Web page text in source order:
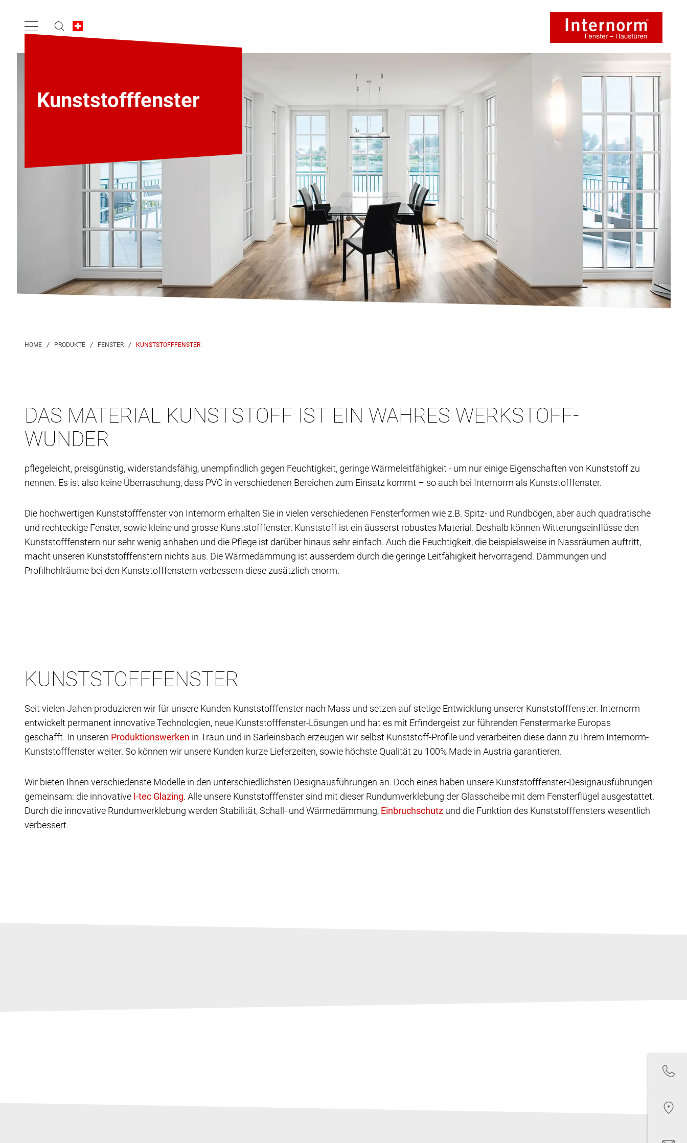
Kunststofffenster
KUNSTSTOFFFENSTER
DAS MATERIAL KUNSTSTOFF IST EIN WAHRES WERKSTOFF-
WUNDER
pflegeleicht, preisgünstig, widerstandsfähig, unempfindlich gegen Feuchtigkeit, geringe Wärmeleitfähigkeit - um nur einige Eigenschaften von Kunststoff zu
nennen. Es ist also keine Überraschung, dass PVC in verschiedenen Bereichen zum Einsatz kommt – so auch bei Internorm als Kunststofffenster.
Die hochwertigen Kunststofffenster von Internorm erhalten Sie in vielen verschiedenen Fensterformen wie z.B. Spitz- und Rundbögen, aber auch quadratische
und rechteckige Fenster, sowie kleine und grosse Kunststofffenster. Kunststoff ist ein äusserst robustes Material. Deshalb können Witterungseinflüsse den
Kunststofffenstern nur sehr wenig anhaben und die Pflege ist darüber hinaus sehr einfach. Auch die Feuchtigkeit, die beispielsweise in Nassräumen auftritt,
macht unseren Kunststofffenstern nichts aus. Die Wärmedämmung ist ausserdem durch die geringe Leitfähigkeit hervorragend. Dämmungen und
Profilhohlräume bei den Kunststofffenstern verbessern diese zusätzlich enorm.
KUNSTSTOFFFENSTER
Seit vielen Jahen produzieren wir für unsere Kunden Kunststofffenster nach Mass und setzen auf stetige Entwicklung unserer Kunststofffenster. Internorm
entwickelt permanent innovative Technologien, neue Kunststofffenster-Lösungen und hat es mit Erfindergeist zur führenden Fenstermarke Europas
geschafft. In unseren
in Traun und in Sarleinsbach erzeugen wir selbst Kunststoff-Profile und verarbeiten diese dann zu Ihrem Internorm-
Kunststofffenster weiter. So können wir unsere Kunden kurze Lieferzeiten, sowie höchste Qualität zu 100% Made in Austria garantieren.
Wir bieten Ihnen verschiedenste Modelle in den unterschiedlichsten Designausführungen an. Doch eines haben unsere Kunststofffenster-Designausführungen
gemeinsam: die innovative
. Alle unsere Kunststofffenster sind mit dieser Rundumverklebung der Glasscheibe mit dem Fensterflügel ausgestattet.
Durch die innovative Rundumverklebung werden Stabilität, Schall- und Wärmedämmung,
und die Funktion des Kunststofffensters wesentlich
verbessert.